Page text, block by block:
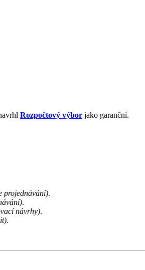
Rozpočtový výbor jako garanční.
projednávání).
.
návrhy).
.